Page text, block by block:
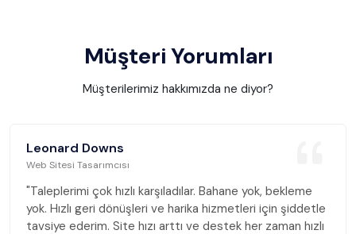
Müşteri Yorumları
Müşterilerimiz hakkımızda ne diyor?
Leonard Downs
Web Sitesi Tasarımcısı
"Taleplerimi çok hızlı karşıladılar. Bahane yok, bekleme
yok. Hızlı geri dönüşleri ve harika hizmetleri için şiddetle
tavsiye ederim. Site hızı arttı ve destek her zaman hızlı